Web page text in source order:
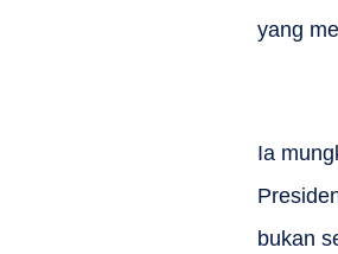
yang
Ia
bukan